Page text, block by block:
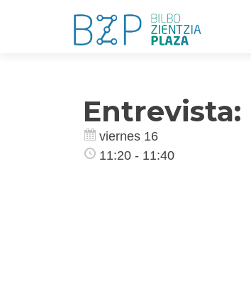
Entrevista:
viernes 16
11:20 - 11:40